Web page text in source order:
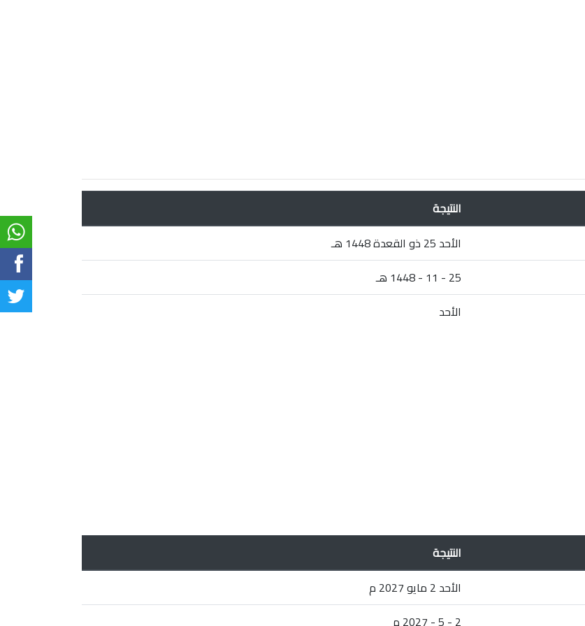
النتيجة
الأحد 25 ذو القعدة 1448 هـ
25 - 11 - 1448 هـ
الأحد
النتيجة
الأحد 2 مايو 2027 م
2 - 5 - 2027 م